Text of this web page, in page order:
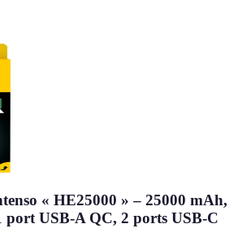
« HE25000 » – 25000 mAh,
port USB-A QC, 2 ports USB-C